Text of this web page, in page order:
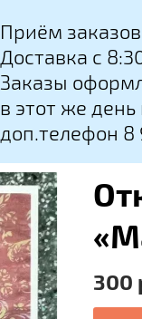
Приём
Доставка с
Заказы
в этот же
доп.телефон
300